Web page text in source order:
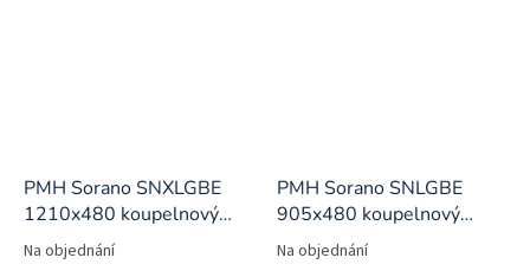
PMH Sorano SNXLGBE
1210x480 koupelnový
radiátor
Na objednání
PMH Sorano SNLGBE
905x480 koupelnový
radiátor
Na objednání